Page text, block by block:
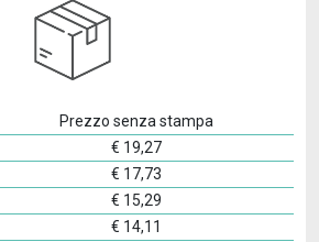
Prezzo senza stampa
€ 19,27
€ 17,73
€ 15,29
€ 14,11